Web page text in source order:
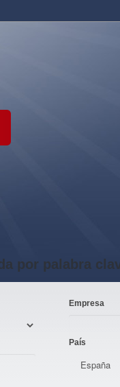
por palabra
Empresa
País